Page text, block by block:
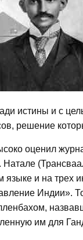
истины и с
решение
оценил
Натале
языке и на трех
Индии».
им для